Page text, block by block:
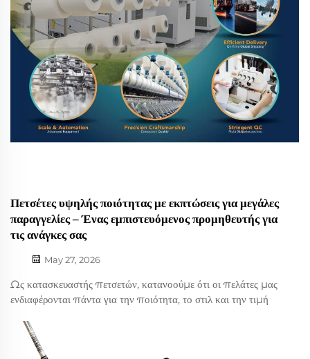
Πετσέτες υψηλής ποιότητας με εκπτώσεις για μεγάλες
παραγγελίες – Ένας εμπιστευόμενος προμηθευτής για
τις ανάγκες σας
May 27, 2026
Ως κατασκευαστής πετσετών, κατανοούμε ότι οι πελάτες μας
ενδιαφέρονται πάντα για την ποιότητα, το στιλ και την τιμή
αυτό, θα θέλαμε να μοιραστούμε με εσάς ορισμένες
ενημερώσεις που ενδέχεται να ενδιαφέρουν την εταιρεία σας...